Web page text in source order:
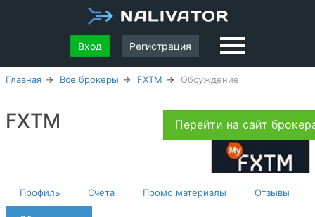
Вход Регистрация
Главная Все брокеры FXTM Обсуждение
FXTM Перейти на сайт
Профиль Счета Промо материалы Отзывы